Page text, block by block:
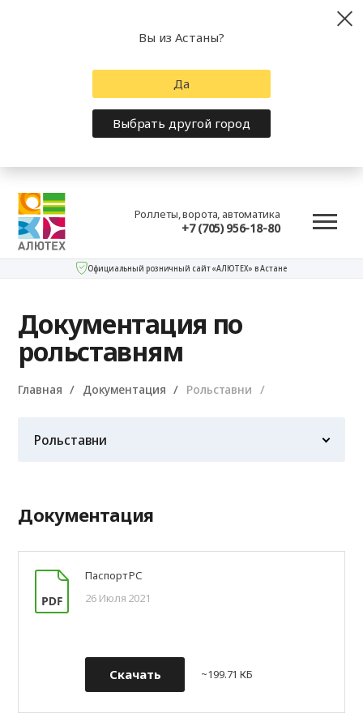
Роллеты, ворота, автоматика
+7 (705) 956-18-80
Официальный розничный сайт «АЛЮТЕХ» в Астане
Документация по
рольставням
Главная Документация Рольставни
Документация
Паспорт РС
26 Июля 2021
Скачать ~199.71 КБ
Рольставни
Роллетные ворота
Роллетные решетки
Гаражные ворота
Промышленные ворота
Вы из Астаны?
Да
Выбрать другой город